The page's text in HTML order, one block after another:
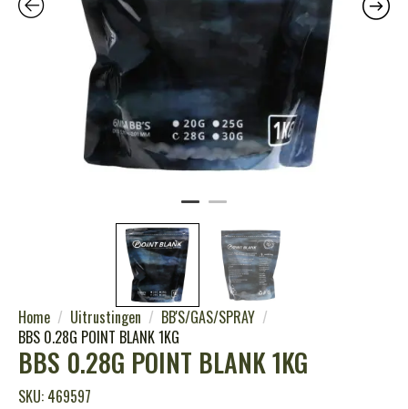
Home Uitrustingen
BB'S/GAS/SPRAY
BBS 0.28G POINT BLANK 1KG
BBS 0.28G POINT BLANK 1KG
SKU: 469597